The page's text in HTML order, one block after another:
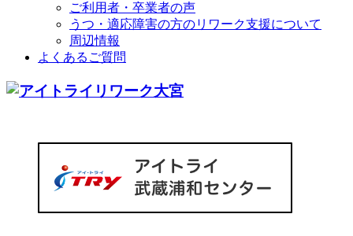
ご利用者・卒業者の声
うつ・適応障害の方のリワーク支援について
周辺情報
よくあるご質問